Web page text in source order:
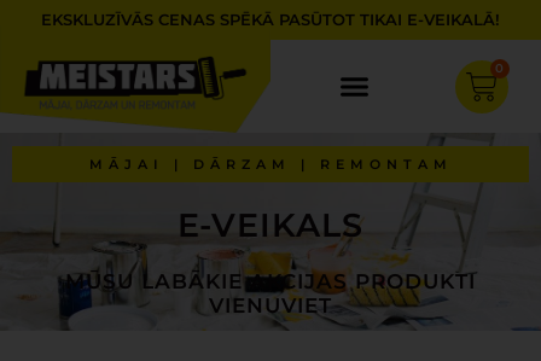
content
EKSKLUZĪVĀS CENAS SPĒKĀ PASŪTOT TIKAI E-VEIKALĀ!
0
Cart
MĀJAI | DĀRZAM | REMONTAM
E-VEIKALS
MŪSU LABĀKIE AKCIJAS PRODUKTI
VIENUVIET